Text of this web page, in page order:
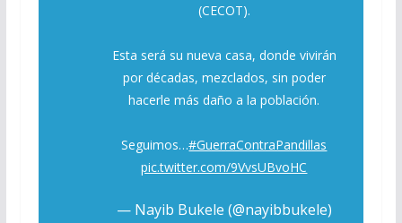
(CECOT).
Esta será su nueva casa, donde vivirán
por décadas, mezclados, sin poder
hacerle más daño a la población.
Seguimos…#GuerraContraPandillas
pic.twitter.com/9VvsUBvoHC
— Nayib Bukele (@nayibbukele)